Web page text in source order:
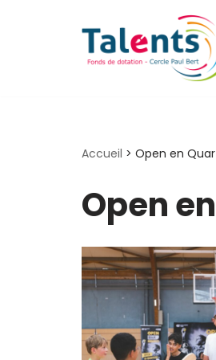
Accueil > Open en
Open